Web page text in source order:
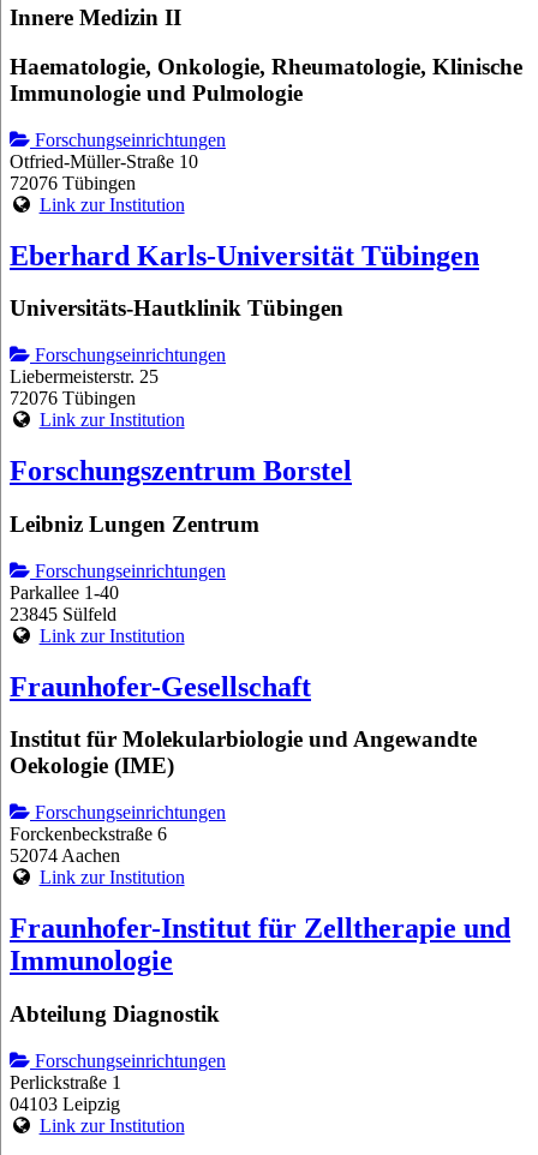
Innere Medizin II
Haematologie, Onkologie, Rheumatologie, Klinische
Immunologie und Pulmologie
Forschungseinrichtungen
Otfried-Müller-Straße 10
72076 Tübingen
Link zur Institution
Eberhard Karls-Universität Tübingen
Universitäts-Hautklinik Tübingen
Forschungseinrichtungen
Liebermeisterstr. 25
72076 Tübingen
Link zur Institution
Forschungszentrum Borstel
Leibniz Lungen Zentrum
Forschungseinrichtungen
Parkallee 1-40
23845 Sülfeld
Link zur Institution
Fraunhofer-Gesellschaft
Institut für Molekularbiologie und Angewandte
Oekologie (IME)
Forschungseinrichtungen
Forckenbeckstraße 6
52074 Aachen
Link zur Institution
Fraunhofer-Institut für Zelltherapie und
Immunologie
Abteilung Diagnostik
Forschungseinrichtungen
Perlickstraße 1
04103 Leipzig
Link zur Institution